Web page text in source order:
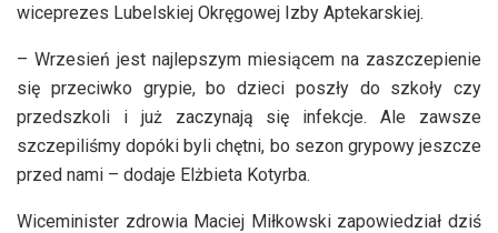
wiceprezes Lubelskiej Okręgowej Izby Aptekarskiej.
– Wrzesień jest najlepszym miesiącem na zaszczepienie
się przeciwko grypie, bo dzieci poszły do szkoły czy
przedszkoli i już zaczynają się infekcje. Ale zawsze
szczepiliśmy dopóki byli chętni, bo sezon grypowy jeszcze
przed nami – dodaje Elżbieta Kotyrba.
Wiceminister zdrowia Maciej Miłkowski zapowiedział dziś